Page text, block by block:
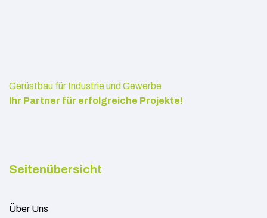
Gerüstbau für Industrie und Gewerbe
Ihr Partner für erfolgreiche Projekte!
Seitenübersicht
Über Uns